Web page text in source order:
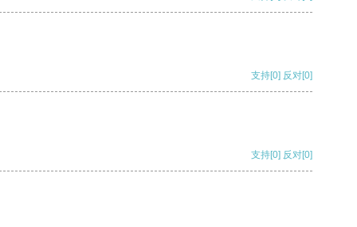
支持[0] 反对[0]
支持[0] 反对[0]